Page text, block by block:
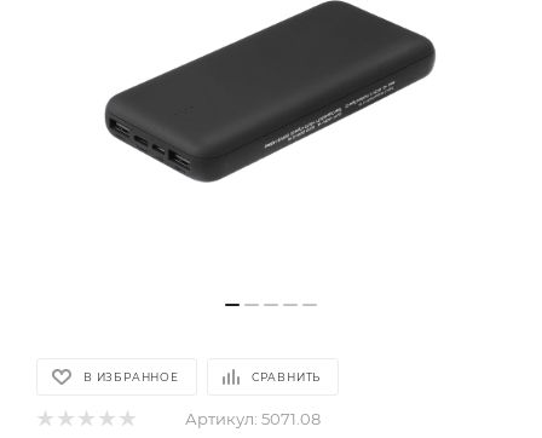
В ИЗБРАННОЕ СРАВНИТЬ
Артикул: 5071.08